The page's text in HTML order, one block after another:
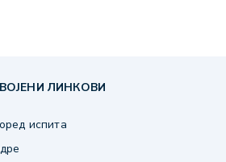
ЛИНКОВИ
испита